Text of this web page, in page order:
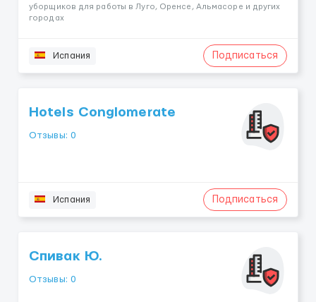
уборщиков для работы в Луго, Оренсе, Альмасоре и других
городах
Испания Подписаться
Hotels Conglomerate
Отзывы: 0
Испания Подписаться
Спивак Ю.
Отзывы: 0